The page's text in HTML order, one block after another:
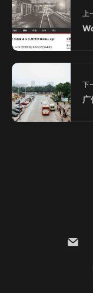
下
广